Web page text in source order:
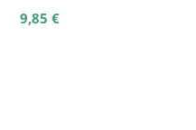
9,85 €